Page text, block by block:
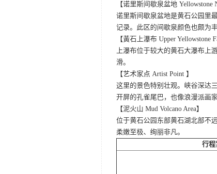
【诺里斯间歇泉盆地 Yellowstone
诺里斯间歇泉盆地是黄石公园里
记录。此区的间歇泉颜色也颇为
【黃石上瀑布 Upper Yellowstone
上瀑布位于较大的黄石大瀑布上
滑。
【艺术家点 Artist Point 】
这里的景色特别壮观。峡谷深达
开屏的孔雀尾巴，也像浪漫派画
【泥火山 Mud Volcano Area】
位于黄石公园东部黄石湖北部不
柔嫩至极、绚丽非凡。
行程